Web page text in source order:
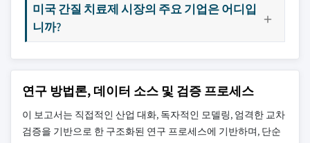
미국 간질 치료제 시장의 주요 기업은 어디입
니까?
연구 방법론, 데이터 소스 및 검증 프로세스
이 보고서는 직접적인 산업 대화, 독자적인 모델링, 엄격한 교차
검증을 기반으로 한 구조화된 연구 프로세스에 기반하며, 단순